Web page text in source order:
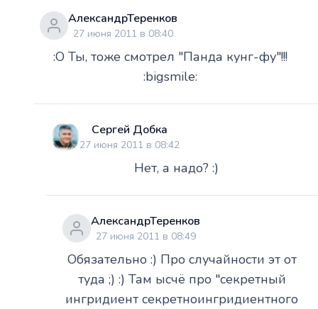
АлександрТеренков
27 июня 2011 в 08:40
:O Ты, тоже смотрел "Панда кунг-фу"!!!
:bigsmile:
Сергей Добка
27 июня 2011 в 08:42
Нет, а надо? :)
АлександрТеренков
27 июня 2011 в 08:49
Обязательно :) Про случайности эт от
туда ;) :) Там ысчё про "секретный
ингридиент секретноингридиентного